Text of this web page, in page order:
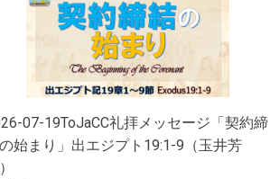
07-19ToJaCC礼拝メッセージ「契約締
始まり」出エジプト19:1-9（玉井芳